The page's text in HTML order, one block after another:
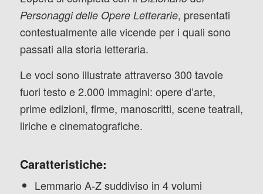
Personaggi delle Opere Letterarie, presentati
contestualmente alle vicende per i quali sono
passati alla storia letteraria.
Le voci sono illustrate attraverso 300 tavole
fuori testo e 2.000 immagini: opere d’arte,
prime edizioni, firme, manoscritti, scene teatrali,
liriche e cinematografiche.
Caratteristiche:
Lemmario A-Z suddiviso in 4 volumi